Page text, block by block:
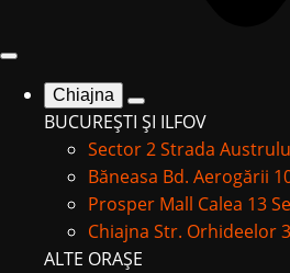
Chiajna
BUCUREȘTI ȘI ILFOV
Sector 2Strada
Băneasa Bd. Aerogării
Prosper Mall Calea 13
Chiajna Str. Orhideelor
ALTE ORAȘE